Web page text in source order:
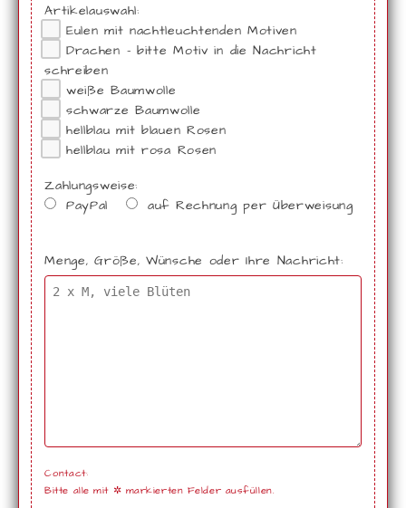
Artikelauswahl:
Eulen mit nachtleuchtenden Motiven
Drachen - bitte Motiv in die Nachricht
schreiben
weiße Baumwolle
schwarze Baumwolle
hellblau mit blauen Rosen
hellblau mit rosa Rosen
Zahlungsweise:
PayPal
auf Rechnung per Überweisung
Menge, Größe, Wünsche oder Ihre Nachricht:
Contact:
Bitte alle mit ✲ markierten Felder ausfüllen.